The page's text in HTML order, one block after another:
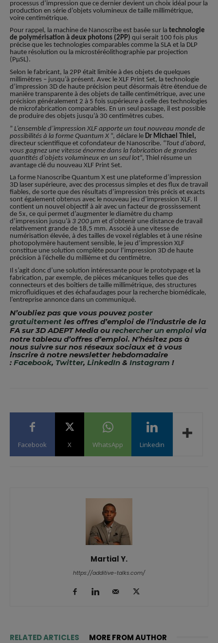
processus d’impression que ce dernier devient un choix idéal pour la
production en série d’objets volumineux de taille millimétrique,
voire centimétrique.
Pour rappel, la machine de Nanoscribe est basée sur la technologie
de polymérisation à deux photons (2PP) qui serait 100 fois plus
précise que les technologies comparables comme la SLA et la DLP
haute résolution ou la microstéréolithographie par projection
(PµSL).
Selon le fabricant, la 2PP était limitée à des objets de quelques
millimètres – jusqu’à présent. Avec le XLF Print Set, la technologie
d’impression 3D de haute précision peut désormais être étendue de
manière transparente à des objets de taille centimétrique, avec une
précision généralement 2 à 5 fois supérieure à celle des technologies
de microfabrication comparables. En un seul passage, il est possible
de produire des objets jusqu’à 30 centimètres cubes.
” L’ensemble d’impression XLF apporte un tout nouveau monde de
possibilités à la forme Quantum X “, déclare le Dr Michael Thiel,
directeur scientifique et cofondateur de Nanoscribe. “Tout d’abord,
vous gagnez une vitesse énorme dans la fabrication de grandes
quantités d’objets volumineux en un seul lot“, Thiel résume un
avantage clé du nouveau XLF Print Set.
La forme Nanoscribe Quantum X est une plateforme d’impression
3D laser supérieure, avec des processus simples et des flux de travail
fiables, de sorte que des résultats d’impression très précis et exacts
sont également obtenus avec le nouveau jeu d’impression XLF. Il
contient un nouvel objectif à air avec un facteur de grossissement
de 5x, ce qui permet d’augmenter le diamètre du champ
d’impression jusqu’à 3 200 µm et d’obtenir une distance de travail
relativement grande de 18,5 mm. Associé à une vitesse de
numérisation élevée, à des tailles de voxel réglables et à une résine
photopolymère hautement sensible, le jeu d’impression XLF
constitue une solution complète pour l’impression 3D de haute
précision à l’échelle du millième et du centimètre.
Il s’agit donc d’une solution intéressante pour le prototypage et la
fabrication, par exemple, de pièces mécaniques telles que des
connecteurs et des boîtiers de taille millimétrique, des structures
microfluidiques et des échafaudages pour la recherche biomédicale,
l’entreprise annonce dans un communiqué.
N’oubliez pas que vous pouvezposter
gratuitement les offres d’emploi de l’industrie de la
FA sur 3D ADEPT Media ou rechercher un emploi via
notre tableau d’offres d’emploi. N’hésitez pas à
nous suivre sur nos réseaux sociaux et à vous
inscrire à notre newsletter hebdomadaire
: Facebook, Twitter, LinkedIn & Instagram !
Facebook X WhatsApp Linkedin
Martial Y.
https://additive-talks.com/
RELATED ARTICLES MORE FROM AUTHOR